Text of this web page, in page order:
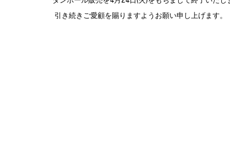
引き続きご愛顧を賜りますようお願い申し上げます。